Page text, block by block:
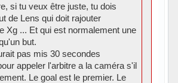
si tu veux être juste, tu dois
de Lens qui doit rajouter
Xg ... Et qui est normalement une
but.
pas mis 30 secondes
appeler l'arbitre a la caméra s'il
Le goal est le premier. Le